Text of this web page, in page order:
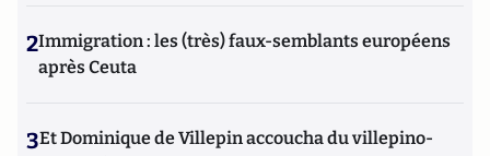
2Immigration : les (très) faux-semblants européens
après Ceuta
3Et Dominique de Villepin accoucha du villepino-